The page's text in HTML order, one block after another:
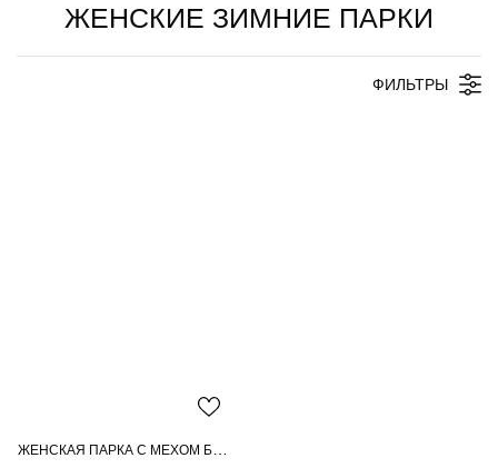
ЖЕНСКИЕ ЗИМНИЕ ПАРКИ
ФИЛЬТРЫ
ЖЕНСКАЯ ПАРКА С МЕХОМ БЕНГАЛЬСКОЙ ЛИСЫ